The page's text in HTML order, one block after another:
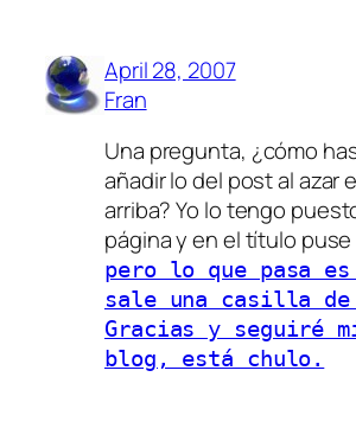
April 28, 2007
Fran
Una pregunta, ¿cómo
añadir lo del post al azar
arriba? Yo lo tengo
página y en el título puse
pero lo que pasa es
sale una casilla de
Gracias y seguiré
blog, está chulo.